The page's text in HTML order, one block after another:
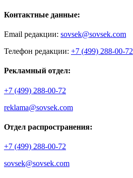
Контактные данные:
Email редакции: sovsek@sovsek.com
Телефон редакции: +7 (499) 288-00-72
Рекламный отдел:
+7 (499) 288-00-72
reklama@sovsek.com
Отдел распространения:
+7 (499) 288-00-72
sovsek@sovsek.com